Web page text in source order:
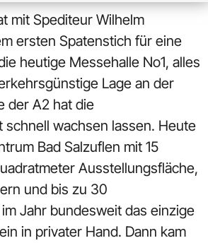
mit Spediteur Wilhelm
ersten Spatenstich für eine
heutige Messehalle No1, alles
Lage an der
der A2 hat die
schnell wachsen lassen. Heute
Bad Salzuflen mit 15
Ausstellungsfläche,
und bis zu 30
Jahr bundesweit das einzige
in privater Hand. Dann kam